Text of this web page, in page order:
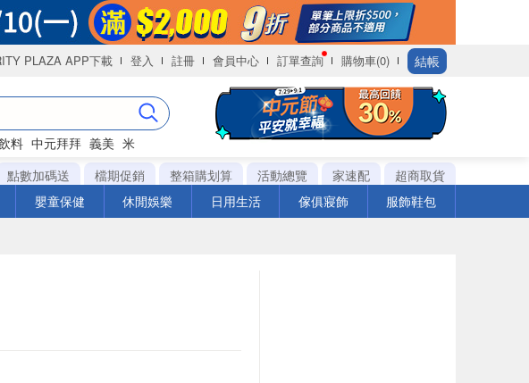
PLAZA APP下載 登入 註冊 會員中心 訂單查詢 購物車(0) 結帳
料 中元拜拜 義美 米
點數加碼送 檔期促銷 整箱購划算 活動總覽 家速配
超商取貨
嬰童保健 休閒娛樂 日用生活 傢俱寢飾 服飾鞋包